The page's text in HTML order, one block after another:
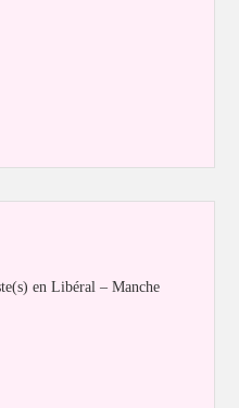
en Libéral – Manche